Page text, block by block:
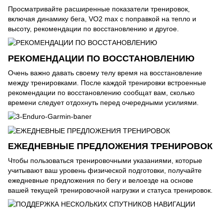
Просматривайте расширенные показатели тренировок,
включая динамику бега, VO2 max с поправкой на тепло и
высоту, рекомендации по восстановлению и другое.
РЕКОМЕНДАЦИИ ПО ВОССТАНОВЛЕНИЮ
Очень важно давать своему телу время на восстановление
между тренировками. После каждой тренировки встроенные
рекомендации по восстановлению сообщат вам, сколько
времени следует отдохнуть перед очередными усилиями.
ЕЖЕДНЕВНЫЕ ПРЕДЛОЖЕНИЯ ТРЕНИРОВОК
Чтобы пользоваться тренировочными указаниями, которые
учитывают ваш уровень физической подготовки, получайте
ежедневные предложения по бегу и велоезде на основе
вашей текущей тренировочной нагрузки и статуса тренировок.